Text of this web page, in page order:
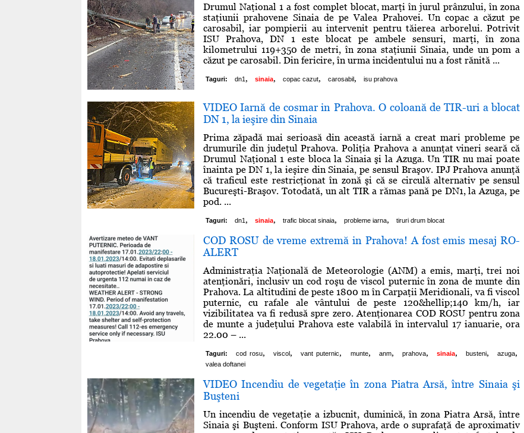
Drumul Naţional 1 a fost complet blocat, marţi în jurul prânzului, în zona
staţiunii prahovene Sinaia de pe Valea Prahovei. Un copac a căzut pe
carosabil, iar pompierii au intervenit pentru tăierea arborelui. Potrivit
ISU Prahova, DN 1 este blocat pe ambele sensuri, marţi, în zona
kilometrului 119+350 de metri, în zona staţiunii Sinaia, unde un pom a
căzut pe carosabil. Din fericire, în urma incidentului nu a fost rănită ...
Taguri: dn1 , sinaia, copac cazut, carosabil, isu prahova
VIDEO Iarnă de cosmar in Prahova. O coloană de TIR-uri a blocat
DN 1, la ieşire din Sinaia
Prima zăpadă mai serioasă din această iarnă a creat mari probleme pe
drumurile din judeţul Prahova. Poliţia Prahova a anunţat vineri seară că
Drumul Naţional 1 este bloca la Sinaia şi la Azuga. Un TIR nu mai poate
înainta pe DN 1, la ieşire din Sinaia, pe sensul Braşov. IPJ Prahova anunţă
că traficul este restricţionat în zonă şi că se circulă alternativ pe sensul
Bucureşti-Braşov. Totodată, un alt TIR a rămas pană pe DN1, la Azuga, pe
pod. ...
Taguri: dn1 , sinaia, trafic blocat sinaia, probleme iarna, tiruri drum blocat
COD ROSU de vreme extremă in Prahova! A fost emis mesaj RO-
ALERT
Administraţia Naţională de Meteorologie (ANM) a emis, marţi, trei noi
atenţionări, inclusiv un cod roşu de viscol puternic în zona de munte din
Prahova. La altitudini de peste 1800 m în Carpaţii Meridionali, va fi viscol
puternic, cu rafale ale vântului de peste 120&hellip;140 km/h, iar
vizibilitatea va fi redusă spre zero. Atenţionarea COD ROSU pentru zona
de munte a judeţului Prahova este valabilă în intervalul 17 ianuarie, ora
22.00 – ...
Taguri: cod rosu, viscol, vant puternic, munte, anm, prahova, sinaia, busteni, azuga,
valea doftanei
VIDEO Incendiu de vegetaţie în zona Piatra Arsă, între Sinaia şi
Buşteni
Un incendiu de vegetaţie a izbucnit, duminică, în zona Piatra Arsă, între
Sinaia şi Buşteni. Conform ISU Prahova, arde o suprafaţă de aproximativ